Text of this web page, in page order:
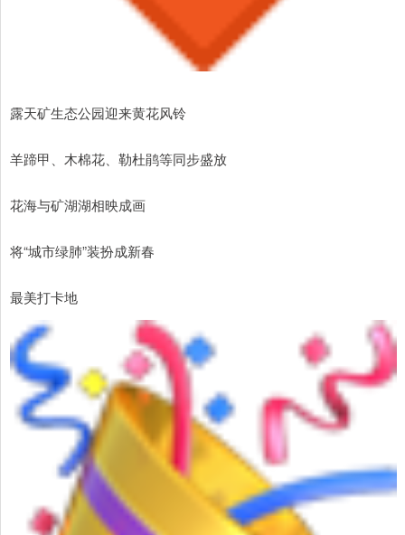
露天矿生态公园迎来黄花风铃
羊蹄甲、木棉花、勒杜鹃等同步盛放
花海与矿湖湖相映成画
将“城市绿肺”装扮成新春
最美打卡地